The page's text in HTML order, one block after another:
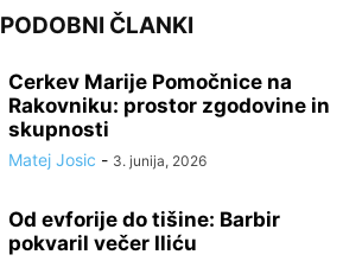
PODOBNI ČLANKI
Cerkev Marije Pomočnice na
Rakovniku: prostor zgodovine in
skupnosti
Matej Josic - 3. junija, 2026
Od evforije do tišine: Barbir
pokvaril večer Iliću